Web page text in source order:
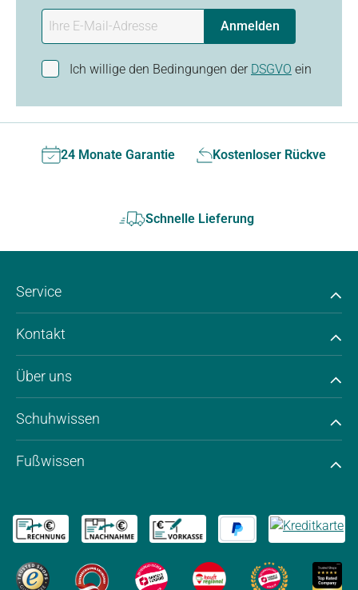
Anmelden
Ich willige den Bedingungen der DSGVO ein
24 Monate Garantie Kostenloser Rückversand
Schnelle Lieferung
Service
Kontakt
Über uns
Schuhwissen
Fußwissen